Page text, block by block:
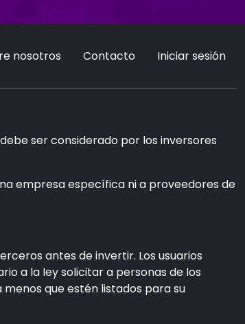
nosotros Contacto Iniciar sesión
ser considerado por los inversores
empresa específica ni a proveedores de
antes de invertir. Los usuarios
a la ley solicitar a personas de los
que estén listados para su